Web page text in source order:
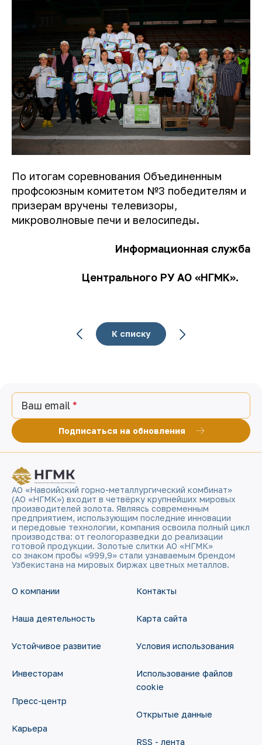
По итогам соревнования Объединенным
профсоюзным комитетом №3 победителям и
призерам вручены телевизоры,
микроволновые печи и велосипеды.
Информационная служба
Центрального РУ АО «НГМК».
К списку
Ваш email
Подписаться на обновления
АО «Навоийский горно-металлургический комбинат»
(АО «НГМК») входит в четвёрку крупнейших мировых
производителей золота. Являясь современным
предприятием, использующим последние инновации
и передовые технологии, компания освоила полный цикл
производства: от геологоразведки до реализации
готовой продукции. Золотые слитки АО «НГМК»
со знаком пробы «999,9» стали узнаваемым брендом
Узбекистана на мировых биржах цветных металлов.
О компании
Наша деятельность
Устойчивое развитие
Инвесторам
Пресс-центр
Карьера
Контакты
Карта сайта
Условия использования
Использование файлов
cookie
Открытые данные
RSS - лента